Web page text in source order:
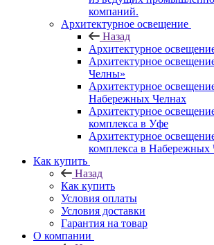
компаний.
Архитектурное освещение
Назад
Архитектурное
Архитектурное
Челны»
Архитектурное
Набережных Челнах
Архитектурное
комплекса в Уфе
Архитектурное
комплекса в Набережных
Как купить
Назад
Как купить
Условия оплаты
Условия доставки
Гарантия на товар
О компании